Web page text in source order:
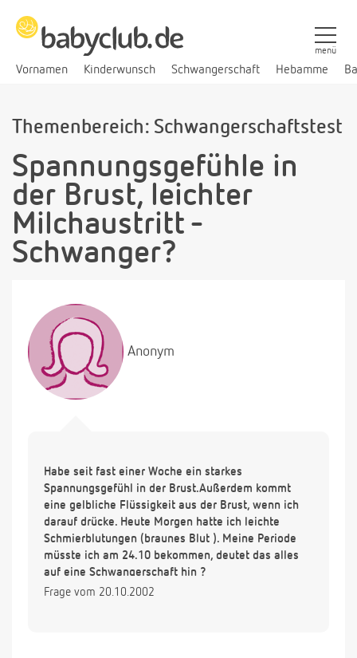
Vornamen Kinderwunsch Schwangerschaft Hebamme
menü
Themenbereich: Schwangerschaftstest
Spannungsgefühle in
der Brust, leichter
Milchaustritt -
Schwanger?
Anonym
Habe seit fast einer Woche ein starkes
Spannungsgefühl in der Brust.Außerdem kommt
eine gelbliche Flüssigkeit aus der Brust, wenn ich
darauf drücke. Heute Morgen hatte ich leichte
Schmierblutungen (braunes Blut ). Meine Periode
müsste ich am 24.10 bekommen, deutet das alles
auf eine Schwangerschaft hin ?
Frage vom 20.10.2002